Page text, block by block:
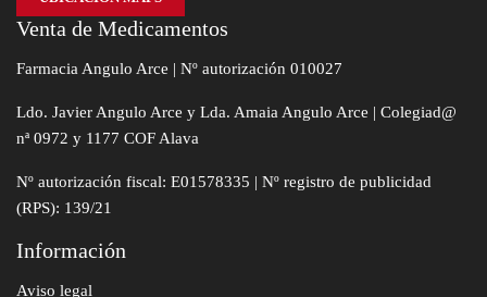
Venta de Medicamentos
Farmacia Angulo Arce | Nº autorización 010027
Ldo. Javier Angulo Arce y Lda. Amaia Angulo Arce | Colegiad@
nª 0972 y 1177 COF Alava
Nº autorización fiscal: E01578335 | Nº registro de publicidad
(RPS): 139/21
Información
Aviso legal